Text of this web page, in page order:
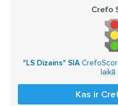
Crefo
"LS Dizains" SIA
laikā
Kas ir